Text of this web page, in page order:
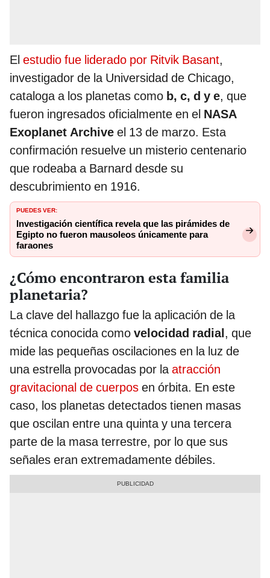
El estudio fue liderado por Ritvik Basant,
investigador de la Universidad de Chicago,
cataloga a los planetas como b, c, d y e, que
fueron ingresados oficialmente en el NASA
Exoplanet Archive el 13 de marzo. Esta
confirmación resuelve un misterio centenario
que rodeaba a Barnard desde su
descubrimiento en 1916.
PUEDES VER:
Investigación científica revela que las pirámides de
Egipto no fueron mausoleos únicamente para
faraones
¿Cómo encontraron esta familia
planetaria?
La clave del hallazgo fue la aplicación de la
técnica conocida como velocidad radial, que
mide las pequeñas oscilaciones en la luz de
una estrella provocadas por laatracción
gravitacional de cuerpos en órbita. En este
caso, los planetas detectados tienen masas
que oscilan entre una quinta y una tercera
parte de la masa terrestre, por lo que sus
señales eran extremadamente débiles.